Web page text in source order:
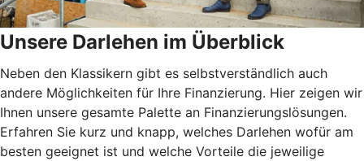
Unsere Darlehen im Überblick
Neben den Klassikern gibt es selbstverständlich auch
andere Möglichkeiten für Ihre Finanzierung. Hier zeigen wir
Ihnen unsere gesamte Palette an Finanzierungslösungen.
Erfahren Sie kurz und knapp, welches Darlehen wofür am
besten geeignet ist und welche Vorteile die jeweilige